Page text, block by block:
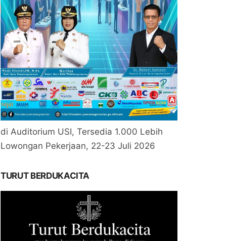
di Auditorium USI, Tersedia 1.000 Lebih
Lowongan Pekerjaan, 22-23 Juli 2026
TURUT BERDUKACITA